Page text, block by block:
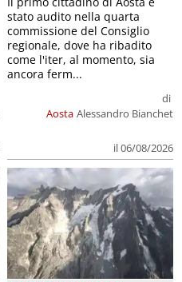
Aosta
di
Alessandro Bianchet
il 06/08/2026
stato audito nella quarta
commissione del Consiglio
regionale, dove ha ribadito
come l'iter, al momento, sia
ancora ferm...